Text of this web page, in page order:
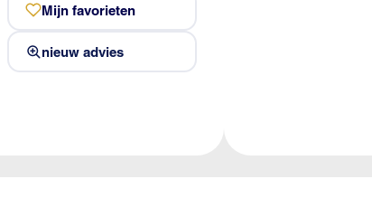
Mijn favorieten
nieuw advies